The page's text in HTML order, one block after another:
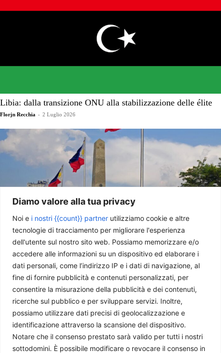
Diamo valore alla tua privacy
Noi e i nostri {{count}} partner utilizziamo cookie e altre
tecnologie di tracciamento per migliorare l'esperienza
dell'utente sul nostro sito web. Possiamo memorizzare e/o
accedere alle informazioni su un dispositivo ed elaborare i
dati personali, come l’indirizzo IP e i dati di navigazione, al
fine di fornire pubblicità e contenuti personalizzati, per
consentire la misurazione della pubblicità e dei contenuti,
ricerche sul pubblico e per sviluppare servizi. Inoltre,
possiamo utilizzare dati precisi di geolocalizzazione e
identificazione attraverso la scansione del dispositivo.
Notare che il consenso prestato sarà valido per tutti i nostri
sottodomini. È possibile modificare o revocare il consenso in
Libia: dalla transizione ONU alla stabilizzazione delle élite
Florjn Recchia - 2 Luglio 2026
Le Filippine si preparano al processo di impeachment contro
Sara Duterte
Simone Frusciante 24 Giugno 2026